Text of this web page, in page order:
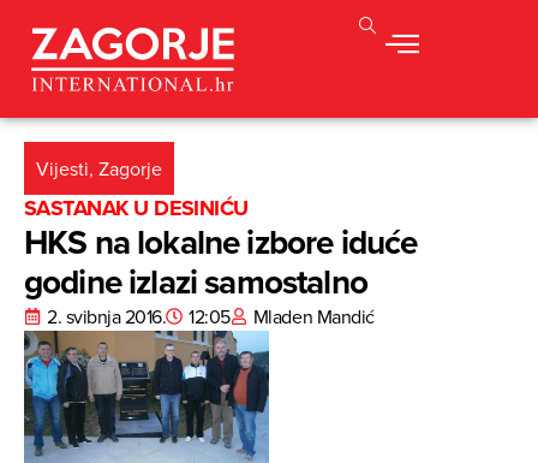
Vijesti, Zagorje
SASTANAK U DESINIĆU
HKS na lokalne izbore iduće
godine izlazi samostalno
2. svibnja 2016. 12:05 Mladen Mandić